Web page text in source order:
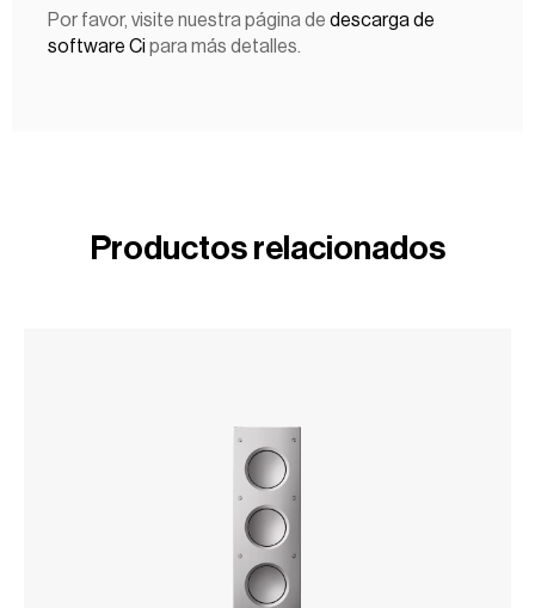
Por favor, visite nuestra página de descarga de
software Ci para más detalles.
Productos relacionados